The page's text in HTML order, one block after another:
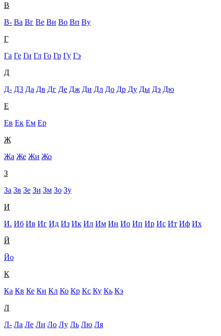
В
В- Ва Вг Ве Ви Во Вп Ву
Г
Га Ге Ги Гл Го Гр Гу Гэ
Д
Д- Д3 Да Дв Дг Де Дж Ди Дл До Др Ду Ды Дэ Дю
Е
Ев Ек Ем Ер
Ж
Жа Же Жи Жо
З
За Зв Зе Зи Зм Зо Зу
И
И. Иб Ив Иг Ид Из Ик Ил Им Ин Ио Ип Ир Ис Ит Иф Их
Й
Йо
К
Ка Кв Ке Ки Кл Ко Кр Кс Ку Кь Кэ
Л
Л- Ла Ле Ли Ло Лу Ль Лю Ля